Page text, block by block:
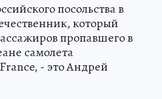
посольства в
который
пропавшего в
самолета
- это Андрей